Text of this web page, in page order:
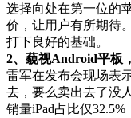
选择向处在第一位的
价，让用户有所期待
打下良好的基础。
2、藐视Android平板
雷军在发布会现场表
去，要么卖出去了没
销量iPad占比仅